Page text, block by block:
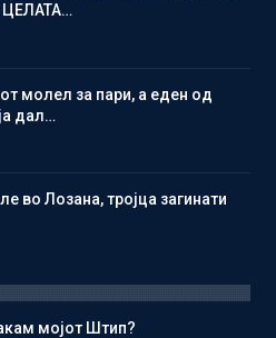
ЦЕЛАТА…
молел за пари, а еден од
дал…
во Лозана, тројца загинати
мојот Штип?